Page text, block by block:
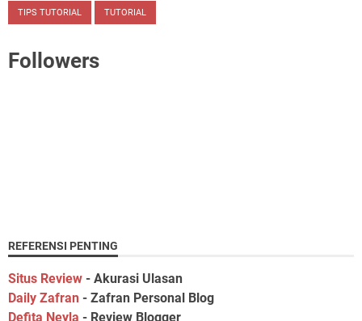
TIPS TUTORIAL TUTORIAL
Followers
REFERENSI PENTING
Situs Review - Akurasi Ulasan
Daily Zafran - Zafran Personal Blog
Defita Neyla - Review Blogger